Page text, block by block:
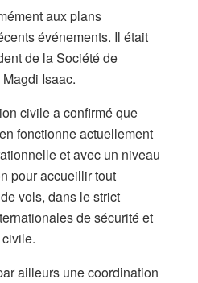
aux plans
événements. Il était
de la Société de
Isaac.
civile a confirmé que
fonctionne actuellement
et avec un niveau
pour accueillir tout
vols, dans le strict
de sécurité et
ailleurs une coordination